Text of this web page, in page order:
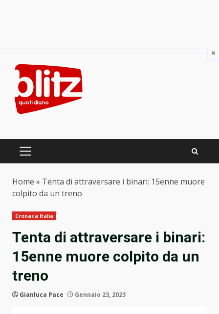
content
PRIMARY
Home » Tenta di attraversare i binari: 15enne muore
colpito da un treno
Cronaca Italia
Tenta di attraversare i binari:
15enne muore colpito da un
treno
Gianluca Pace Gennaio 23, 2023
×